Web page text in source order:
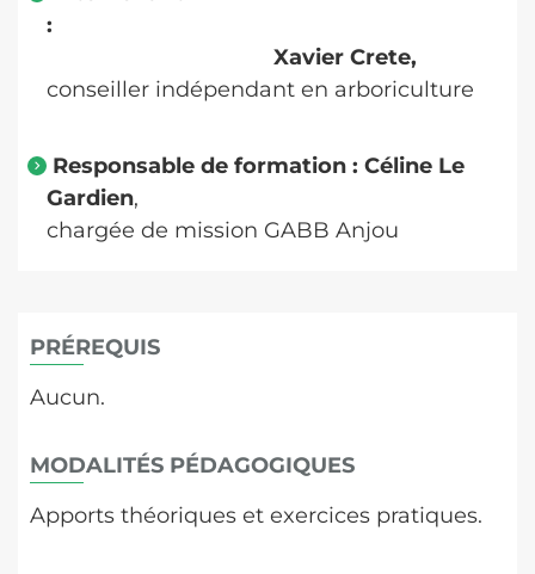
:
Xavier Crete,
conseiller indépendant en arboriculture
Responsable de formation : Céline Le
Gardien,
chargée de mission GABB Anjou
PRÉREQUIS
Aucun.
MODALITÉS PÉDAGOGIQUES
Apports théoriques et exercices pratiques.